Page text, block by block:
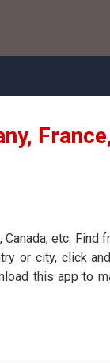
Canada, etc.
or city, click
this app to